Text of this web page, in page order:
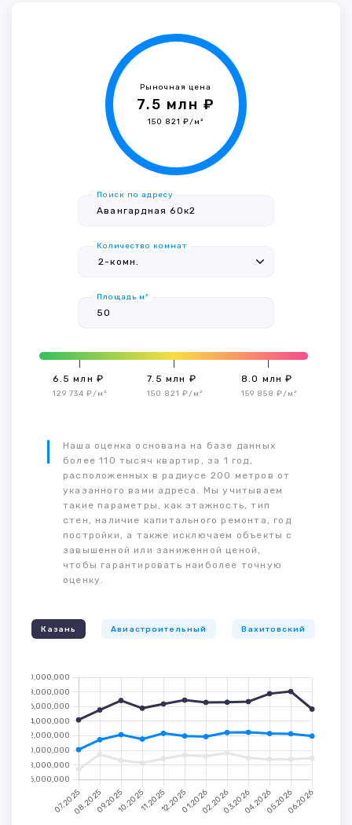
Рыночная цена
7.5 млн ₽
150 821 ₽/м²
Поиск по адресу
Количество комнат
Площадь м²
6.5 млн ₽
129 734 ₽/м²
7.5 млн ₽
150 821 ₽/м²
8.0 млн ₽
159 858 ₽/м²
Наша оценка основана на базе данных
более 110 тысяч квартир, за 1 год,
расположенных в радиусе 200 метров от
указанного вами адреса. Мы учитываем
такие параметры, как этажность, тип
стен, наличие капитального ремонта, год
постройки, а также исключаем объекты с
завышенной или заниженной ценой,
чтобы гарантировать наиболее точную
оценку.
Казань Авиастроительный Вахитовский